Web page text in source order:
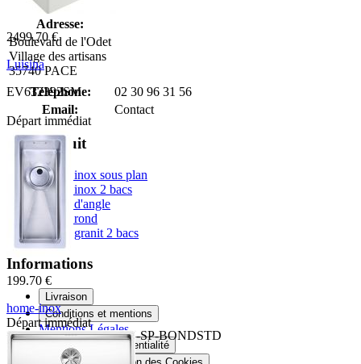
2499.70 €
Luisina
EV632392SM
Départ immédiat
199.70 €
home-inox
HI-16x40R10-VIDMAN-SP-BONDSTD
Départ immédiat
Adresse:
Boulevard de l'Odet
Village des artisans
35740 PACE
Téléphone:
02 30 96 31 56
Email:
Contact
Top produit
Eviers inox sous plan
Eviers inox 2 bacs
Eviers d'angle
Eviers rond
Eviers granit 2 bacs
Informations
Livraison
Conditions et mentions
Mentions Légales
Politique de Confidentialité